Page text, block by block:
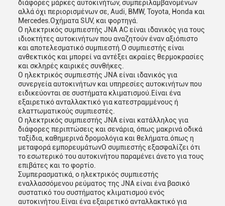
Αφήστε ένα μήνυμα
We bellen je snel terug!
διάφορες μάρκες αυτοκινήτων, συμπεριλαμβανομένων
αλλά όχι περιορισμένων σε, Audi, BMW, Toyota, Honda και
Mercedes.Οχήματα SUV, και φορτηγά.
Ο ηλεκτρικός συμπιεστής JNA AC είναι ιδανικός για τους
ιδιοκτήτες αυτοκινήτων που αναζητούν έναν αξιόπιστο
και αποτελεσματικό συμπιεστή.Ο συμπιεστής είναι
ανθεκτικός και μπορεί να αντέξει ακραίες θερμοκρασίες
και σκληρές καιρικές συνθήκες.
Ο ηλεκτρικός συμπιεστής JNA είναι ιδανικός για
συνεργεία αυτοκινήτων και υπηρεσίες αυτοκινήτων που
ειδικεύονται σε συστήματα κλιματισμού.Είναι ένα
εξαιρετικό ανταλλακτικό για κατεστραμμένους ή
ελαττωματικούς συμπιεστές.
Ο ηλεκτρικός συμπιεστής JNA είναι κατάλληλος για
διάφορες περιπτώσεις και σενάρια, όπως μακρινά οδικά
ταξίδια, καθημερινά δρομολόγια και θελήματα.όπως η
μεταφορά εμπορευμάτωνΟ συμπιεστής εξασφαλίζει ότι
το εσωτερικό του αυτοκινήτου παραμένει άνετο για τους
επιβάτες και το φορτίο.
Συμπερασματικά, ο ηλεκτρικός συμπιεστής
εναλλασσόμενου ρεύματος της JNA είναι ένα βασικό
συστατικό του συστήματος κλιματισμού ενός
αυτοκινήτου.Είναι ένα εξαιρετικό ανταλλακτικό για